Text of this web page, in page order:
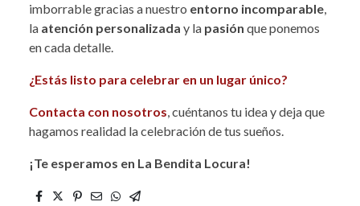
imborrable gracias a nuestro entorno incomparable,
la atención personalizada y la pasión que ponemos
en cada detalle.
¿Estás listo para celebrar en un lugar único?
Contacta con nosotros, cuéntanos tu idea y deja que
hagamos realidad la celebración de tus sueños.
¡Te esperamos en La Bendita Locura!